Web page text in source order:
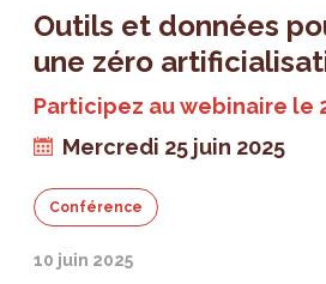
Outils et données
une zéro
Participez au webinaire le
Mercredi 25 juin 2025
Conférence
10 juin 2025